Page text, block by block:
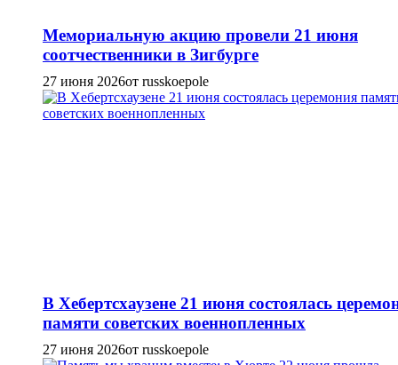
Мемориальную акцию провели 21 июня
соотчественники в Зигбурге
27 июня 2026от russkoepole
В Хебертсхаузене 21 июня состоялась
памяти советских военнопленных
27 июня 2026от russkoepole